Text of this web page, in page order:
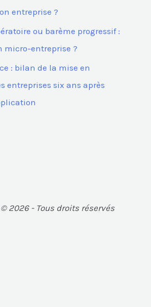
entreprise ?
ou barème progressif :
micro-entreprise ?
: bilan de la mise en
entreprises six ans après
2026 - Tous droits réservés